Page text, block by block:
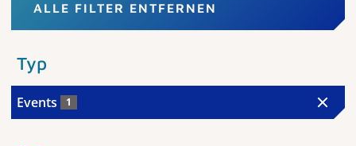
ALLE FILTER ENTFERNEN
Typ
Events 1